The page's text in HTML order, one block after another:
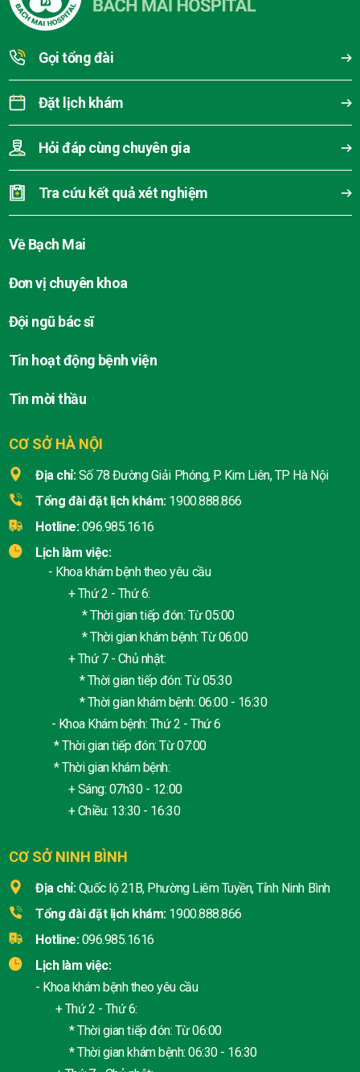
CƠ SỞ HÀ NỘI
Địa chỉ: Số 78 Đường Giải Phóng, P. Kim Liên, TP Hà Nội
Tổng đài đặt lịch khám: 1900.888.866
Hotline: 096.985.1616
Lịch làm việc:
- Khoa khám bệnh theo yêu cầu
+ Thứ 2 - Thứ 6:
* Thời gian tiếp đón: Từ 05:00
* Thời gian khám bệnh: Từ 06:00
+ Thứ 7 - Chủ nhật:
* Thời gian tiếp đón: Từ 05:30
* Thời gian khám bệnh: 06:00 - 16:30
- Khoa Khám bệnh: Thứ 2 - Thứ 6
* Thời gian tiếp đón: Từ 07:00
* Thời gian khám bệnh:
+ Sáng: 07h30 - 12:00
+ Chiều: 13:30 - 16:30
CƠ SỞ NINH BÌNH
Địa chỉ: Quốc lộ 21B, Phường Liêm Tuyền, Tỉnh Ninh Bình
Tổng đài đặt lịch khám: 1900.888.866
Hotline: 096.985.1616
Lịch làm việc:
- Khoa khám bệnh theo yêu cầu
+ Thứ 2 - Thứ 6:
* Thời gian tiếp đón: Từ 06:00
* Thời gian khám bệnh: 06:30 - 16:30
Gọi tổng đài
Đặt lịch khám
Hỏi đáp cùng chuyên gia
Tra cứu kết quả xét nghiệm
Về Bạch Mai
Đơn vị chuyên khoa
Đội ngũ bác sĩ
Tin hoạt động bệnh viện
Tin mời thầu